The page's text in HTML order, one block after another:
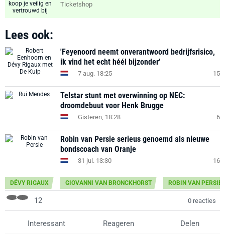
Ticketshop
Lees ook:
'Feyenoord neemt onverantwoord bedrijfsrisico,
ik vind het echt héél bijzonder'
7 aug. 18:25 15
Telstar stunt met overwinning op NEC:
droomdebuut voor Henk Brugge
Gisteren, 18:28 6
Robin van Persie serieus genoemd als nieuwe
bondscoach van Oranje
31 jul. 13:30 16
DÉVY RIGAUX GIOVANNI VAN BRONCKHORST ROBIN VAN PERSIE
12 0 reacties
Interessant Reageren Delen